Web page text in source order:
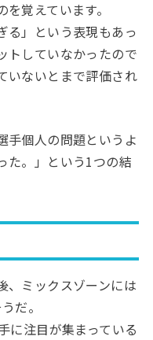
覚えています。
る」という表現もあっ
トしていなかったので
いないとまで評価され
手個人の問題というよ
た。」という1つの結
、ミックスゾーンには
だ。
に注目が集まっている